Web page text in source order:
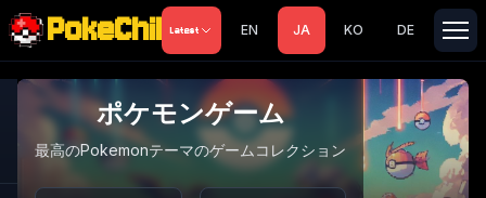
PokeChill Latest EN JA KO DE
ポケモンゲーム
最高のPokemonテーマのゲームコレクション